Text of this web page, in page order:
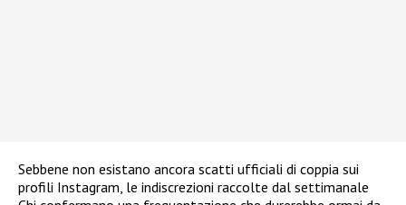
Sebbene non esistano ancora scatti ufficiali di coppia sui
profili Instagram, le indiscrezioni raccolte dal settimanale